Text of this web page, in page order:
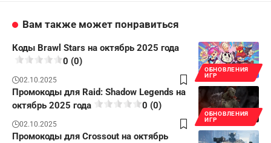
Вам также может понравиться
ОБНОВЛЕНИЯ
ИГР
Коды Brawl Stars на октябрь 2025 года
0 (0)
02.10.2025
ОБНОВЛЕНИЯ
ИГР
Промокоды для Raid: Shadow Legends на
октябрь 2025 года
0 (0)
02.10.2025
Промокоды для Crossout на октябрь